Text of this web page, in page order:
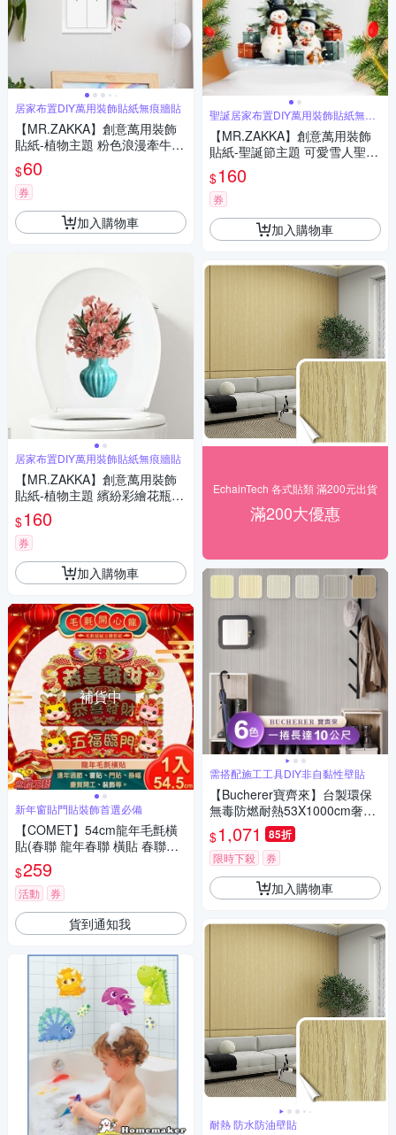
居家布置DIY萬用裝飾貼紙無痕牆貼
【MR.ZAKKA】創意萬用裝飾
貼紙-植物主題 粉色浪漫牽牛花
居家節慶布置 DIY可移式壁貼
無痕壁貼 牆貼
$60
券
加入購物車
居家布置DIY萬用裝飾貼紙無痕牆貼
【MR.ZAKKA】創意萬用裝飾
貼紙-植物主題 繽紛彩繪花瓶盆
花 D款 居家布置 DIY可移式壁
貼 無痕壁貼 牆貼
$160
券
加入購物車
補貨中
新年窗貼門貼裝飾首選必備
【COMET】54cm龍年毛氈橫
貼(春聯 龍年春聯 橫貼 春聯橫
貼 龍年橫貼 橫幅/WPZC41)
$259
活動 券
貨到通知我
聖誕居家布置DIY萬用裝飾貼紙無痕
牆貼
【MR.ZAKKA】創意萬用裝飾
貼紙-聖誕節主題 可愛雪人聖誕
樹 居家節慶布置 DIY可移式壁
貼 無痕壁貼 牆貼
$160
券
加入購物車
EchainTech 各式貼類 滿200元出貨
滿200大優惠
需搭配施工工具DIY非自黏性壁貼
【Bucherer寶齊來】台製環保
無毒防燃耐熱53X1000cm奢華
時尚豎條壁紙/壁貼1捲
$1,071 85折
限時下殺 券
加入購物車
耐熱 防水防油壁貼